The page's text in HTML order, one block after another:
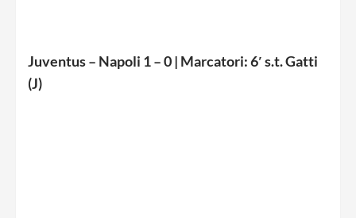
Juventus – Napoli 1 – 0 | Marcatori: 6′ s.t. Gatti
(J)